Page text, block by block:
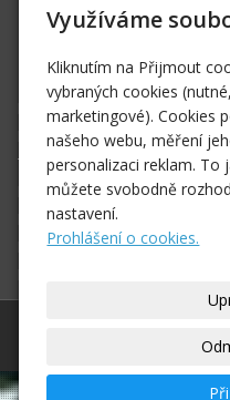
4022525359/0800
spisovou značkkou C
Domů
Produkty
Technické služby
Naše společnost
Registrovaní uživatelé
Kontakt
HONEST
Využíváme
Kliknutím na Přijmout
vybraných cookies
marketingové). Cookies
našeho webu, měření
personalizaci reklam. To
můžete svobodně
nastavení.
Prohlášení o cookies.